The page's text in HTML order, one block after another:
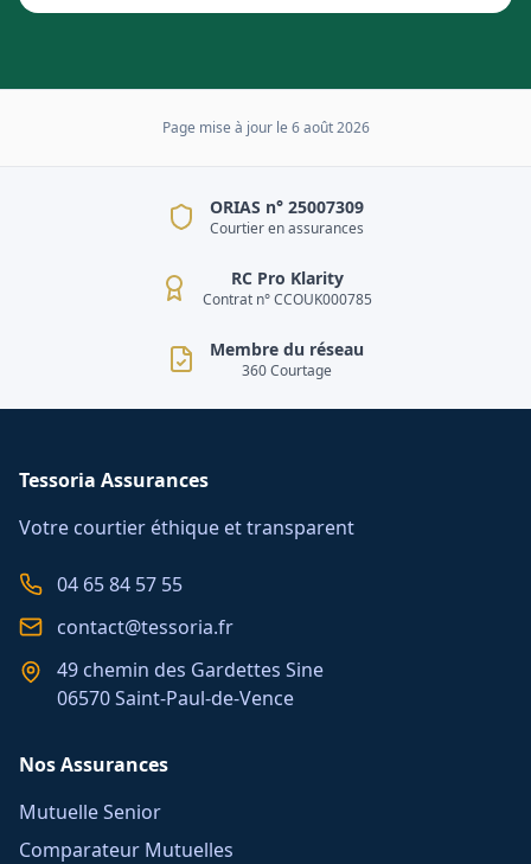
Page mise à jour le 6 août 2026
ORIAS n° 25007309
Courtier en assurances
RC Pro Klarity
Contrat n° CCOUK000785
Membre du réseau
360 Courtage
Tessoria Assurances
Votre courtier éthique et transparent
04 65 84 57 55
contact@tessoria.fr
49 chemin des Gardettes Sine
06570 Saint-Paul-de-Vence
Nos Assurances
Mutuelle Senior
Comparateur Mutuelles